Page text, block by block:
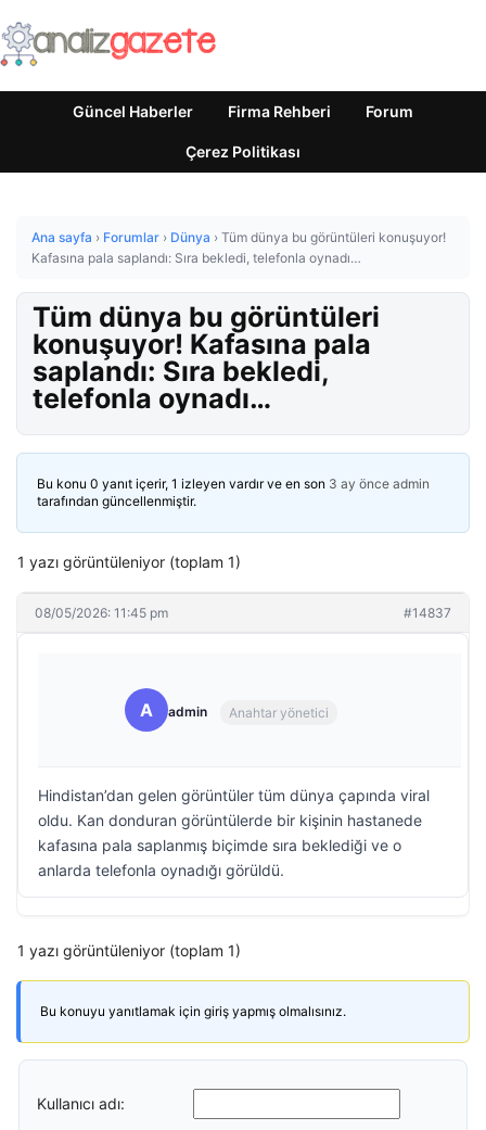
Güncel Haberler Firma Rehberi Forum
Çerez Politikası
Ana sayfa › Forumlar › Dünya › Tüm dünya bu görüntüleri konuşuyor!
Kafasına pala saplandı: Sıra bekledi, telefonla oynadı…
Tüm dünya bu görüntüleri
konuşuyor! Kafasına pala
saplandı: Sıra bekledi,
telefonla oynadı…
Bu konu 0 yanıt içerir, 1 izleyen vardır ve en son 3 ay önce admin
tarafından güncellenmiştir.
1 yazı görüntüleniyor (toplam 1)
08/05/2026: 11:45 pm #14837
A admin Anahtar yönetici
Hindistan’dan gelen görüntüler tüm dünya çapında viral
oldu. Kan donduran görüntülerde bir kişinin hastanede
kafasına pala saplanmış biçimde sıra beklediği ve o
anlarda telefonla oynadığı görüldü.
1 yazı görüntüleniyor (toplam 1)
Bu konuyu yanıtlamak için giriş yapmış olmalısınız.
Kullanıcı adı: